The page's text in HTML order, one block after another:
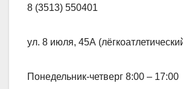
8 (3513) 550401
ул. 8 июля, 45А
Понедельник-четверг 8:00 – 17:00